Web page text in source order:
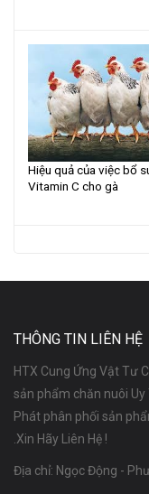
Hiệu quả của việc bổ
Vitamin C cho gà
THÔNG TIN LIÊN HỆ
HTX Cung Ứng Vật Tư
sản phẩm chăn nuôi
Phát phân phối sản
.Xin Hãy Liên Hệ !
Địa chỉ: Ngọc Động -